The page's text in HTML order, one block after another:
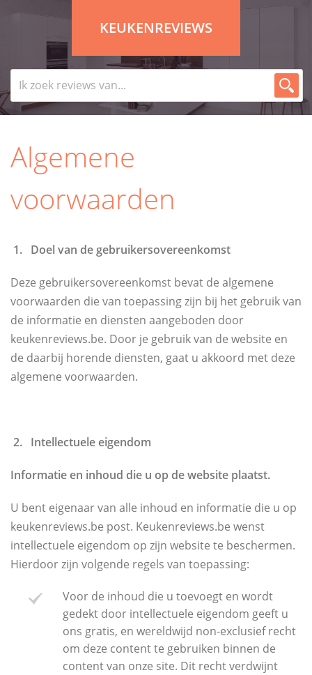
KEUKENREVIEWS
Algemene
voorwaarden
1. Doel van de gebruikersovereenkomst
Deze gebruikersovereenkomst bevat de algemene
voorwaarden die van toepassing zijn bij het gebruik van
de informatie en diensten aangeboden door
keukenreviews.be. Door je gebruik van de website en
de daarbij horende diensten, gaat u akkoord met deze
algemene voorwaarden.
2. Intellectuele eigendom
Informatie en inhoud die u op de website plaatst.
U bent eigenaar van alle inhoud en informatie die u op
keukenreviews.be post. Keukenreviews.be wenst
intellectuele eigendom op zijn website te beschermen.
Hierdoor zijn volgende regels van toepassing:
Voor de inhoud die u toevoegt en wordt
gedekt door intellectuele eigendom geeft u
ons gratis, en wereldwijd non-exclusief recht
om deze content te gebruiken binnen de
content van onze site. Dit recht verdwijnt